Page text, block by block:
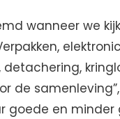
wanneer we
de
goede en